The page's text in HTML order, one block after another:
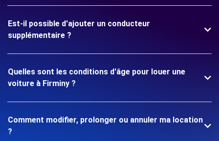
Est-il possible d'ajouter un conducteur
supplémentaire ?
Quelles sont les conditions d'âge pour louer une
voiture à Firminy ?
Comment modifier, prolonger ou annuler ma location
?